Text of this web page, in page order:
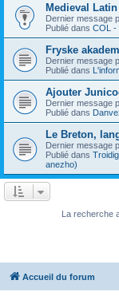
Medieval
Dernier message
Publié dans COL -
Fryske
Dernier message
Publié dans
Ajouter
Dernier message
Publié dans
Le Breton,
Dernier message
Publié dans
anezho)
La recherche
Accueil du forum